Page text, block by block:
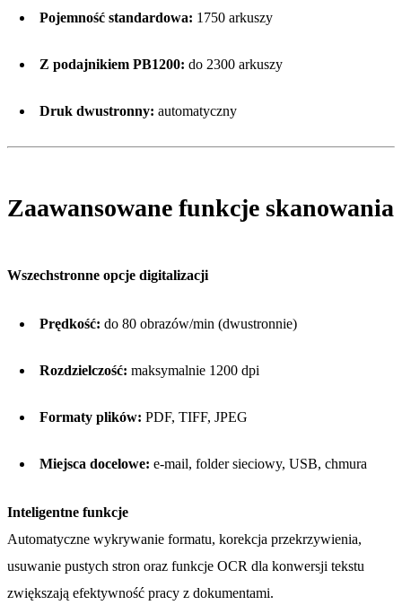
Pojemność standardowa: 1750 arkuszy
Z podajnikiem PB1200: do 2300 arkuszy
Druk dwustronny: automatyczny
Zaawansowane funkcje skanowania
Wszechstronne opcje digitalizacji
Prędkość: do 80 obrazów/min (dwustronnie)
Rozdzielczość: maksymalnie 1200 dpi
Formaty plików: PDF, TIFF, JPEG
Miejsca docelowe: e-mail, folder sieciowy, USB, chmura
Inteligentne funkcje
Automatyczne wykrywanie formatu, korekcja przekrzywienia,
usuwanie pustych stron oraz funkcje OCR dla konwersji tekstu
zwiększają efektywność pracy z dokumentami.